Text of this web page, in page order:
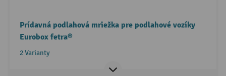
Prídavná podlahová mriežka pre podlahové vozíky
Eurobox fetra®
2 Varianty